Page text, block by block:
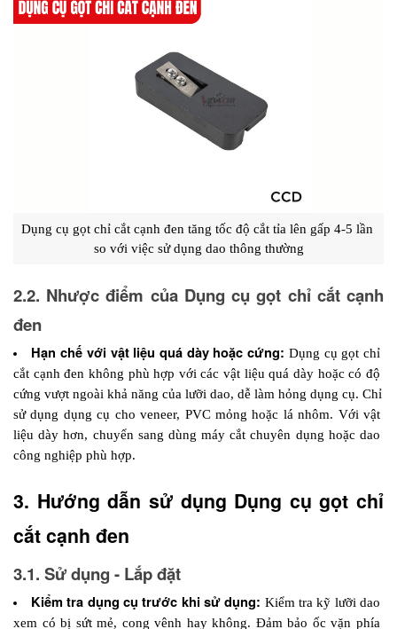
Dụng cụ gọt chỉ cắt cạnh đen tăng tốc độ cắt tỉa lên gấp 4-5 lần
so với việc sử dụng dao thông thường
2.2. Nhược điểm của Dụng cụ gọt chỉ cắt cạnh
đen
Hạn chế với vật liệu quá dày hoặc cứng: Dụng cụ gọt chỉ
cắt cạnh đen không phù hợp với các vật liệu quá dày hoặc có độ
cứng vượt ngoài khả năng của lưỡi dao, dễ làm hỏng dụng cụ. Chỉ
sử dụng dụng cụ cho veneer, PVC mỏng hoặc lá nhôm. Với vật
liệu dày hơn, chuyển sang dùng máy cắt chuyên dụng hoặc dao
công nghiệp phù hợp.
3. Hướng dẫn sử dụng Dụng cụ gọt chỉ
cắt cạnh đen
3.1. Sử dụng - Lắp đặt
Kiểm tra dụng cụ trước khi sử dụng: Kiểm tra kỹ lưỡi dao
xem có bị sứt mẻ, cong vênh hay không. Đảm bảo ốc vặn phía